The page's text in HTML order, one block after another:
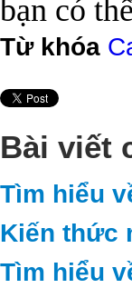
bạn có
Từ khóa
Bài viết
Tìm hiểu
Kiến thức
Tìm hiểu